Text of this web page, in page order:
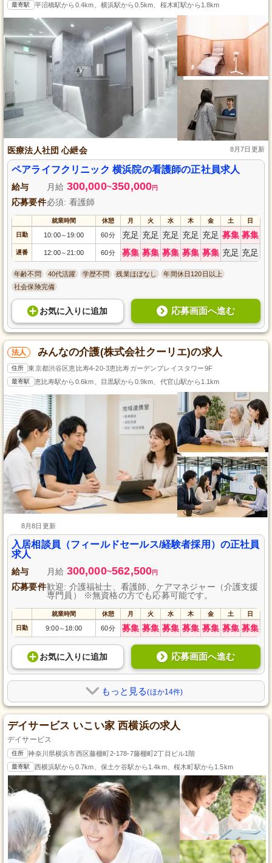
最寄駅 平沼橋駅から0.4km、横浜駅から0.5km、桜木町駅から1.8km
医療法人社団 心紲会 8月7日更新
ペアライフクリニック 横浜院の看護師の正社員求人
給与 月給 300,000~350,000円
応募要件必須: 看護師
就業時間 休憩 月 火 水 木 金 土 日
日勤 10:00～ 19:00 60分 充足 充足 充足 充足 充足 募集 募集
遅番 12:00～21:00 60分 募集 募集 募集 募集 募集 充足 充足
年齢不問 40代活躍 学歴不問 残業ほぼなし
年間休日120日以上
社会保険完備
お気に入り に追加 応募画面へ進む
法人 みんなの介護(株式会社クーリエ)の求人
住所 東京都渋谷区恵比寿4-20-3恵比寿ガーデンプレイスタワー9F
最寄駅 恵比寿駅から0.6km、目黒駅から0.9km、代官山駅から1.1km
8月8日更新
入居相談員（フィールドセールス/経験者採用）の正社員
求人
給与 月給 300,000~562,500円
応募要件歓迎: 介護福祉士、看護師、ケアマネジャー（介護支援
専門員） ※無資格の方でも応募可能です。
就業時間 休憩 月 火 水 木 金 土 日
日勤 9:00～ 18:00 60分 募集 募集 募集 募集 募集 募集 募集
お気に入り に追加 応募画面へ進む
もっと見る(ほか14件)
デイサービス いこい家 西横浜の求人
デイサービス
住所 神奈川県横浜市西区藤棚町2-178-7藤棚町2丁目ビル1階
最寄駅 西横浜駅から0.7km、保土ケ谷駅から1.4km、桜木町駅から1.5km